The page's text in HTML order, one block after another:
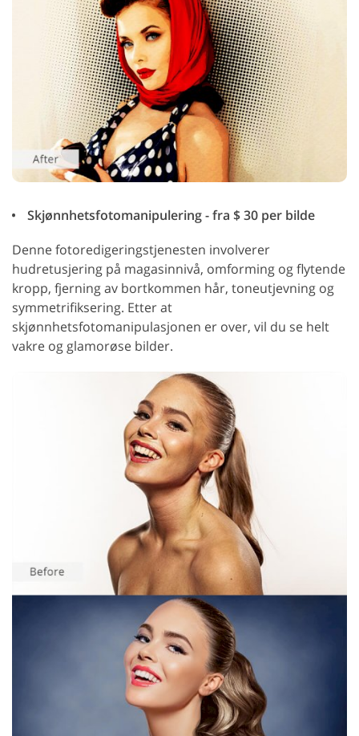
Skjønnhetsfotomanipulering - fra $ 30 per bilde
Denne fotoredigeringstjenesten involverer
hudretusjering på magasinnivå, omforming og flytende
kropp, fjerning av bortkommen hår, toneutjevning og
symmetrifiksering. Etter at
skjønnhetsfotomanipulasjonen er over, vil du se helt
vakre og glamorøse bilder.